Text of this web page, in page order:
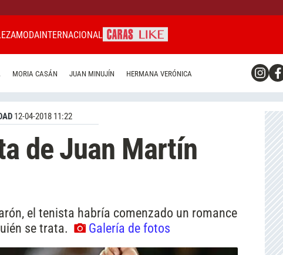
MODAINTERNACIONAL
MORIA CASÁN JUAN MINUJÍN HERMANA VERÓNICA
12-04-2018 11:22
de Juan Martín
el tenista habría comenzado un romance
se trata.
Galería de fotos